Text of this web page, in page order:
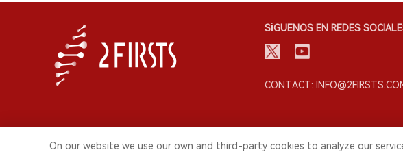
SÍGUENOS EN REDES
CONTACT:
On our website we use our own and third-party cookies to analyze our